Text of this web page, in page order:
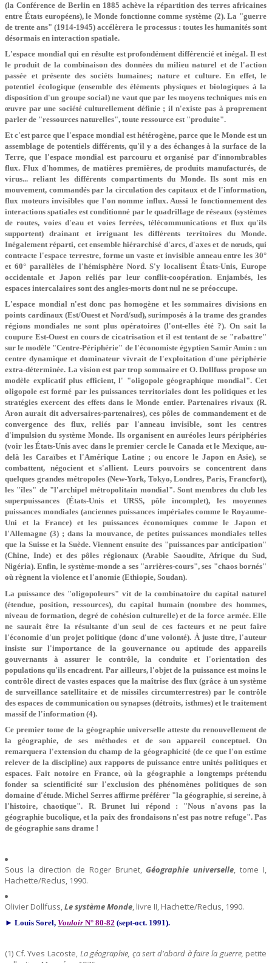
(la Conférence de Berlin en 1885 achève la répartition des terres africaines
entre États européens), le Monde fonctionne comme système (2). La "guerre
de trente ans" (1914-1945) accélèrera le processus : toutes les humanités sont
désormais en interaction spatiale.
L'espace mondial qui en résulte est profondément différencié et inégal. Il est
le produit de la combinaison des données du milieu naturel et de l'action
passée et présente des sociéts humaines; nature et culture. En effet, le
potentiel écologique (ensemble des éléments physiques et biologiques à la
disposition d'un groupe social) ne vaut que par les moyens techniques mis en
œuvre par une société culturellement définie ; il n'existe pas à proprement
parler de "ressources naturelles", toute ressource est "produite".
Et c'est parce que l'espace mondial est hétérogène, parce que le Monde est un
assemblage de potentiels différents, qu'il y a des échanges à la surface de la
Terre, que l'espace mondial est parcouru et organisé par d'innombrables
flux. Flux d'hommes, de matières premières, de produits manufacturés, de
virus... reliant les différents compartiments du Monde. Ils sont mis en
mouvement, commandés par la circulation des capitaux et de l'information,
flux moteurs invisibles que l'on nomme influx. Aussi le fonctionnement des
interactions spatiales est conditionné par le quadrillage de réseaux (systèmes
de routes, voies d'eau et voies ferrées, télécommunications et flux qu'ils
supportent) drainant et irriguant les différents territoires du Monde.
Inégalement réparti, cet ensemble hiérarchisé d'arcs, d'axes et de nœuds, qui
contracte l'espace terrestre, forme un vaste et invisible anneau entre les 30°
et 60° parallèles de l'hémisphère Nord. S'y localisent États-Unis, Europe
occidentale et Japon reliés par leur conflit-coopération. Enjambés, les
espaces intercalaires sont des angles-morts dont nul ne se préoccupe.
L'espace mondial n'est donc pas homogène et les sommaires divisions en
points cardinaux (Est/Ouest et Nord/sud), surimposés à la trame des grandes
régions mondiales ne sont plus opératoires (l'ont-elles été ?). On sait la
coupure Est-Ouest en cours de cicatrisation et il est tentant de se "rabattre"
sur le modèle "Centre-Périphérie" de l'économiste égyptien Samir Amin : un
centre dynamique et dominateur vivrait de l'exploitation d'une périphérie
extra-déterminée. La vision est par trop sommaire et O. Dollfuss propose un
modèle explicatif plus efficient, l' "oligopole géographique mondial". Cet
oligopole est formé par les puissances territoriales dont les politiques et les
stratégies exercent des effets dans le Monde entier. Partenaires rivaux (R.
Aron aurait dit adversaires-partenaires), ces pôles de commandement et de
convergence des flux, reliés par l'anneau invisible, sont les centres
d'impulsion du système Monde. Ils organisent en auréoles leurs périphéries
(voir les États-Unis avec dans le premier cercle le Canada et le Mexique, au-
delà les Caraïbes et l'Amérique Latine ; ou encore le Japon en Asie), se
combattent, négocient et s'allient. Leurs pouvoirs se concentrent dans
quelques grandes métropoles (New-York, Tokyo, Londres, Paris, Francfort),
les "îles" de "l'archipel métropolitain mondial". Sont membres du club les
superpuissances (États-Unis et URSS, pôle incomplet), les moyennes
puissances mondiales (anciennes puissances impériales comme le Royaume-
Uni et la France) et les puissances économiques comme le Japon et
l'Allemagne (3) ; dans la mouvance, de petites puissances mondiales telles
que la Suisse et la Suède. Viennent ensuite des "puissances par anticipation"
(Chine, Inde) et des pôles régionaux (Arabie Saoudite, Afrique du Sud,
Nigéria). Enfin, le système-monde a ses "arrières-cours", ses "chaos bornés"
où règnent la violence et l'anomie (Ethiopie, Soudan).
La puissance des "oligopoleurs" vit de la combinatoire du capital naturel
(étendue, position, ressources), du capital humain (nombre des hommes,
niveau de formation, degré de cohésion culturelle) et de la force armée. Elle
ne saurait être la résultante d'un seul de ces facteurs et ne peut faire
l'économie d'un projet politique (donc d'une volonté). À juste titre, l'auteur
insiste sur l'importance de la gouvernance ou aptitude des appareils
gouvernants à assurer le contrôle, la conduite et l'orientation des
populations qu'ils encadrent. Par ailleurs, l'objet de la puissance est moins le
contrôle direct de vastes espaces que la maîtrise des flux (grâce à un système
de surveillance satellitaire et de missiles circumterrestres) par le contrôle
des espaces de communication ou synapses (détroits, isthmes) et le traitement
massif de l'information (4).
Ce premier tome de la géographie universelle atteste du renouvellement de
la géographie, de ses méthodes et de son appareil conceptuel. On
remarquera l'extension du champ de la géographicité (de ce que l'on estime
relever de la discipline) aux rapports de puissance entre unités politiques et
espaces. Fait notoire en France, où la géographie a longtemps prétendu
fonder sa scientificité sur l'exclusion des phénomènes politiques de son
domaine d'étude. Michel Serres affirme préférer "la géographie, si sereine, à
l'histoire, chaotique". R. Brunet lui répond : "Nous n'avons pas la
géographie bucolique, et la paix des frondaisons n'est pas notre refuge". Pas
de géographie sans drame !
Sous la direction de Roger Brunet,Géographie universelle, tome I,
Hachette/Reclus, 1990.
Olivier Dollfuss,Le système Monde, livre II, Hachette/Reclus, 1990.
► Louis Sorel, Vouloir N° 80-82 (sept-oct. 1991).
(1) Cf. Yves Lacoste, La géographie, ça sert d'abord à faire la guerre, petite